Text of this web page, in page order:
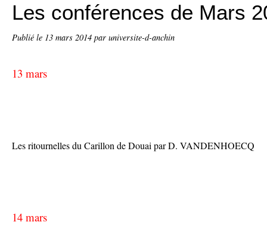
Les conférences de Mars
Publié le 13 mars 2014 par universite-d-anchin
13 mars
Les ritournelles du Carillon de Douai par D. VANDENHOECQ
14 mars